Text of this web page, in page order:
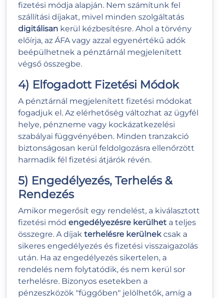
fizetési módja alapján. Nem számítunk fel
szállítási díjakat, mivel minden szolgáltatás
digitálisan kerül kézbesítésre. Ahol a törvény
előírja, az ÁFA vagy azzal egyenértékű adók
beépülhetnek a pénztárnál megjelenített
végső összegbe.
4) Elfogadott Fizetési Módok
A pénztárnál megjelenített fizetési módokat
fogadjuk el. Az elérhetőség változhat az ügyfél
helye, pénzneme vagy kockázatkezelési
szabályai függvényében. Minden tranzakció
biztonságosan kerül feldolgozásra ellenőrzött
harmadik fél fizetési átjárók révén.
5) Engedélyezés, Terhelés &
Rendezés
Amikor megerősít egy rendelést, a kiválasztott
fizetési mód engedélyezésre kerülhet a teljes
összegre. A díjak terhelésre kerülnekcsak a
sikeres engedélyezés és fizetési visszaigazolás
után. Ha az engedélyezés sikertelen, a
rendelés nem folytatódik, és nem kerül sor
terhelésre. Bizonyos esetekben a
pénzeszközök "függőben" jelölhetők, amíg a